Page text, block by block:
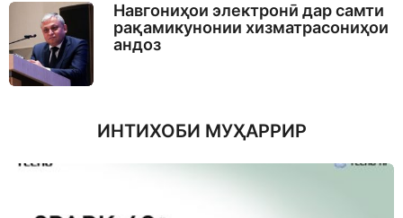
Навгониҳои электронӣ дар самти
рақамикунонии хизматрасониҳои
андоз
ИНТИХОБИ МУҲАРРИР